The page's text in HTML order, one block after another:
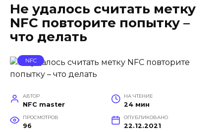
Не удалось считать метку
NFC повторите попытку –
что делать
NFC
АВТОР
NFC master
НА ЧТЕНИЕ
24 мин
ПРОСМОТРОВ
96
ОПУБЛИКОВАНО
22.12.2021